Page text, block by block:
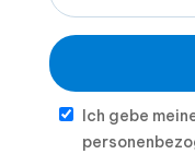
Ich gebe